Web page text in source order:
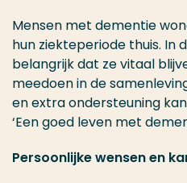
Mensen met dementie
hun ziekteperiode thuis. In
belangrijk dat ze vitaal
meedoen in de
en extra ondersteuning
‘Een goed leven met
Persoonlijke wensen en